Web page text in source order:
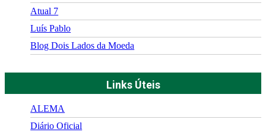
Atual 7
Luís Pablo
Blog Dois Lados da Moeda
Links Úteis
ALEMA
Diário Oficial